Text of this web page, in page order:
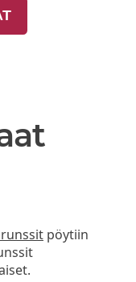
pöytiin